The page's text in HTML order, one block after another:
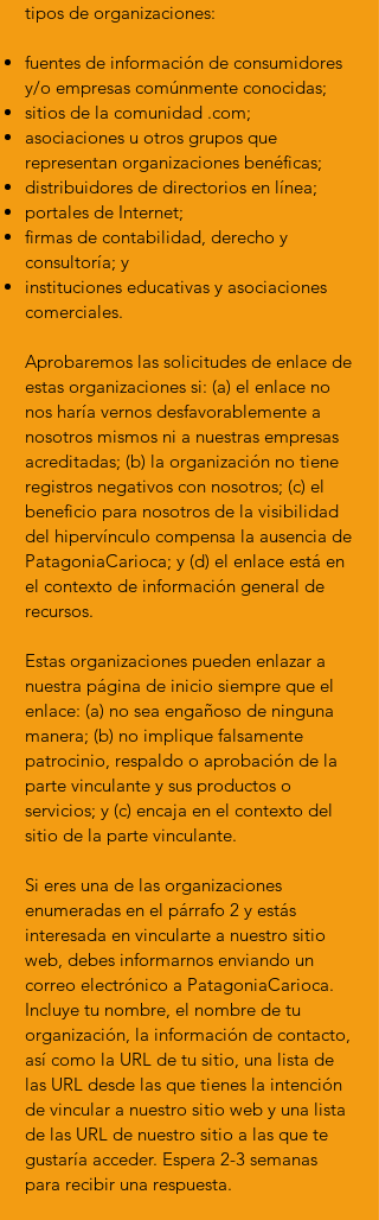
tipos de organizaciones:
fuentes de información de consumidores
y/o empresas comúnmente conocidas;
sitios de la comunidad .com;
asociaciones u otros grupos que
representan organizaciones benéficas;
distribuidores de directorios en línea;
portales de Internet;
firmas de contabilidad, derecho y
consultoría; y
instituciones educativas y asociaciones
comerciales.
Aprobaremos las solicitudes de enlace de
estas organizaciones si: (a) el enlace no
nos haría vernos desfavorablemente a
nosotros mismos ni a nuestras empresas
acreditadas; (b) la organización no tiene
registros negativos con nosotros; (c) el
beneficio para nosotros de la visibilidad
del hipervínculo compensa la ausencia de
PatagoniaCarioca; y (d) el enlace está en
el contexto de información general de
recursos.
Estas organizaciones pueden enlazar a
nuestra página de inicio siempre que el
enlace: (a) no sea engañoso de ninguna
manera; (b) no implique falsamente
patrocinio, respaldo o aprobación de la
parte vinculante y sus productos o
servicios; y (c) encaja en el contexto del
sitio de la parte vinculante.
Si eres una de las organizaciones
enumeradas en el párrafo 2 y estás
interesada en vincularte a nuestro sitio
web, debes informarnos enviando un
correo electrónico a PatagoniaCarioca.
Incluye tu nombre, el nombre de tu
organización, la información de contacto,
así como la URL de tu sitio, una lista de
las URL desde las que tienes la intención
de vincular a nuestro sitio web y una lista
de las URL de nuestro sitio a las que te
gustaría acceder. Espera 2-3 semanas
para recibir una respuesta.